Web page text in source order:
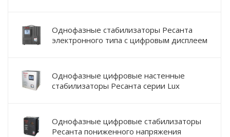
Однофазные стабилизаторы Ресанта
электронного типа с цифровым дисплеем
Однофазные цифровые настенные
стабилизаторы Ресанта серии Lux
Однофазные цифровые стабилизаторы
Ресанта пониженного напряжения